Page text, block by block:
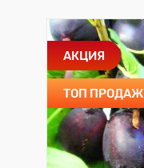
АКЦИЯ
ТОП ПРОДАЖ